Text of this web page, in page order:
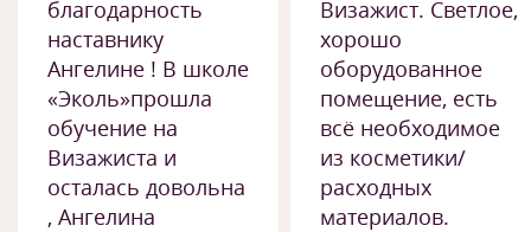
благодарность
наставнику
Ангелине ! В школе
«Эколь»прошла
обучение на
Визажиста и
осталась довольна
, Ангелина
Визажист. Светлое,
хорошо
оборудованное
помещение, есть
всё необходимое
из косметики/
расходных
материалов.